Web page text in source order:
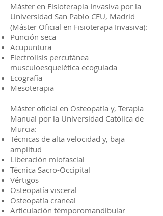
Máster en Fisioterapia Invasiva por la
Universidad San Pablo CEU, Madrid
(Máster Oficial en Fisioterapa Invasiva):
Punción seca
Acupuntura
Electrolisis percutánea
musculoesquelética ecoguiada
Ecografía
Mesoterapia
Máster oficial en Osteopatía y, Terapia
Manual por la Universidad Católica de
Murcia:
Técnicas de alta velocidad y, baja
amplitud
Liberación miofascial
Técnica Sacro-Occipital
Vértigos
Osteopatía visceral
Osteopatía craneal
Articulación témporomandibular